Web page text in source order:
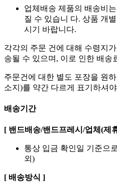
업체배송 제품의 배송비
질 수 있습니 다. 상품 개
시기 바랍니다.
각각의 주문 건에 대해 수령지
송될 수 있으며, 이로 인한 배송
주문건에 대한 별도 포장을 원
소지)를 약간 다르게 표기하셔
배송기간
[ 밴드배송/밴드프레시/업체(제
통상 입금 확인일 기준으
외)
[ 배송방식 ]